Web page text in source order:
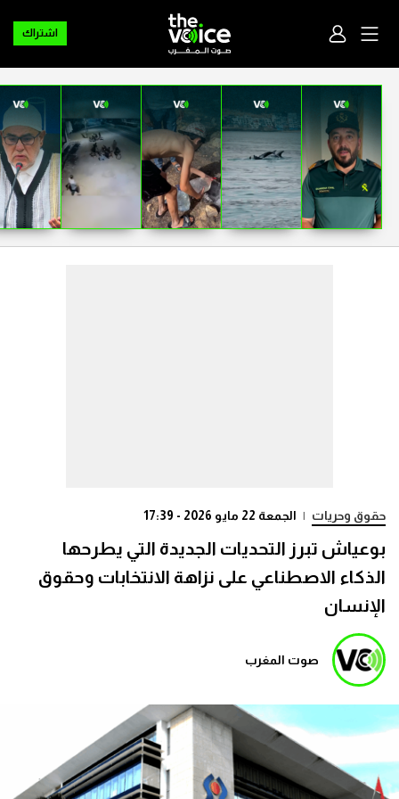
اشتراك
حقوق وحريات | الجمعة 22 مايو 2026 - 17:39
بوعياش تبرز التحديات الجديدة التي يطرحها
الذكاء الاصطناعي على نزاهة الانتخابات وحقوق
الإنسان
صوت المغرب